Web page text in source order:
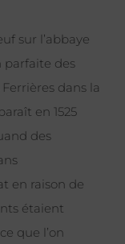
sur l’abbaye
parfaite des
dans la
en 1525
des
en raison de
étaient
que l’on